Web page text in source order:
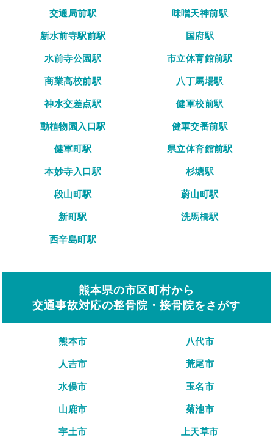
交通局前駅
味噌天神前駅
新水前寺駅前駅
国府駅
水前寺公園駅
市立体育館前駅
商業高校前駅
八丁馬場駅
神水交差点駅
健軍校前駅
動植物園入口駅
健軍交番前駅
健軍町駅
県立体育館前駅
本妙寺入口駅
杉塘駅
段山町駅
蔚山町駅
新町駅
洗馬橋駅
西辛島町駅
熊本県の市区町村から
交通事故対応の整骨院・接骨院をさがす
熊本市
八代市
人吉市
荒尾市
水俣市
玉名市
山鹿市
菊池市
宇土市
上天草市